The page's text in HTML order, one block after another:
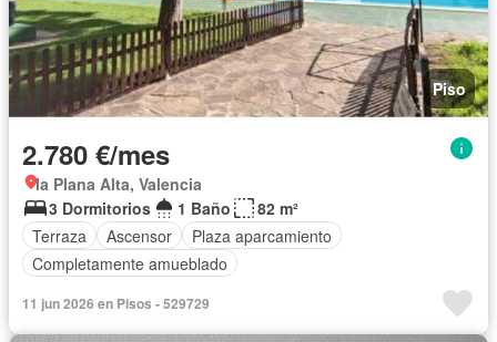
Piso
2.780 €/mes
la Plana Alta, Valencia
3 Dormitorios
1 Baño
82 m²
Terraza
Ascensor
Plaza aparcamiento
Completamente amueblado
11 jun 2026 en Pisos - 529729